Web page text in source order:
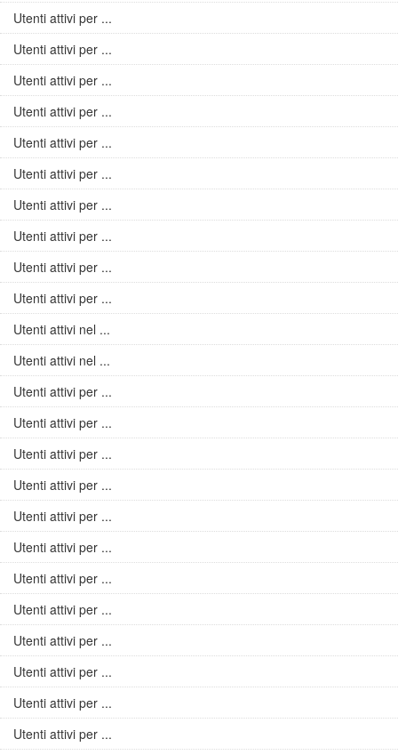
Utenti attivi per ...
Utenti attivi per ...
Utenti attivi per ...
Utenti attivi per ...
Utenti attivi per ...
Utenti attivi per ...
Utenti attivi per ...
Utenti attivi per ...
Utenti attivi per ...
Utenti attivi per ...
Utenti attivi nel ...
Utenti attivi nel ...
Utenti attivi per ...
Utenti attivi per ...
Utenti attivi per ...
Utenti attivi per ...
Utenti attivi per ...
Utenti attivi per ...
Utenti attivi per ...
Utenti attivi per ...
Utenti attivi per ...
Utenti attivi per ...
Utenti attivi per ...
Utenti attivi per ...